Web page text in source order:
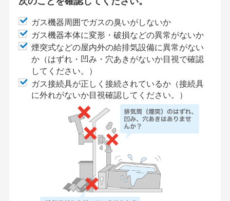
ガス機器周囲でガスの臭いがしないか
ガス機器本体に変形・破損などの異常がないか
煙突式などの屋内外の給排気設備に異常がない
か（はずれ・凹み・穴あきがないか目視で確認
してください。）
ガス接続具が正しく接続されているか（接続具
に外れがないか目視確認してください。）